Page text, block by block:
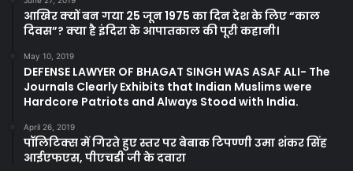
आखिर क्यों बन गया 25 जून 1975 का दिन देश के लिए “काल
दिवस”? क्या है इंदिरा के आपातकाल की पूरी कहानी।
May 10, 2019
DEFENSE LAWYER OF BHAGAT SINGH WAS ASAF ALI- The
Journals Clearly Exhibits that Indian Muslims were
Hardcore Patriots and Always Stood with India.
April 26, 2019
पॉलिटिक्स में गिरते हुए स्तर पर बेबाक टिपण्णी उमा शंकर सिंह
आईएफएस, पीएचडी जी के दवारा